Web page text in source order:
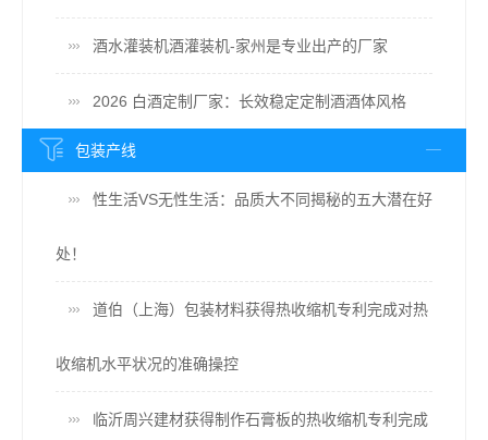
酒水灌装机酒灌装机-家州是专业出产的厂家
2026 白酒定制厂家：长效稳定定制酒酒体风格
包装产线
性生活VS无性生活：品质大不同揭秘的五大潜在好
处！
道伯（上海）包装材料获得热收缩机专利完成对热
收缩机水平状况的准确操控
临沂周兴建材获得制作石膏板的热收缩机专利完成